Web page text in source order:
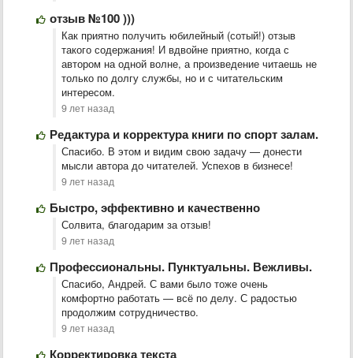
отзыв №100 )))
Как приятно получить юбилейный (сотый!) отзыв
такого содержания! И вдвойне приятно, когда с
автором на одной волне, а произведение читаешь не
только по долгу службы, но и с читательским
интересом.
9 лет назад
Редактура и корректура книги по спорт залам.
Спасибо. В этом и видим свою задачу — донести
мысли автора до читателей. Успехов в бизнесе!
9 лет назад
Быстро, эффективно и качественно
Солвита, благодарим за отзыв!
9 лет назад
Профессиональны. Пунктуальны. Вежливы.
Спасибо, Андрей. С вами было тоже очень
комфортно работать — всё по делу. С радостью
продолжим сотрудничество.
9 лет назад
Корректировка текста